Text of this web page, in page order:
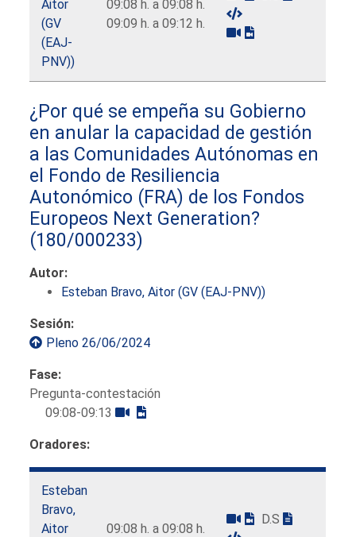
Aitor
(GV
(EAJ-
PNV))
09:08 h. a 09:08 h.
09:09 h. a 09:12 h.
¿Por qué se empeña su Gobierno
en anular la capacidad de gestión
a las Comunidades Autónomas en
el Fondo de Resiliencia
Autonómico (FRA) de los Fondos
Europeos Next Generation?
(180/000233)
Autor:
Esteban Bravo, Aitor (GV (EAJ-PNV))
Sesión:
Pleno 26/06/2024
Fase:
Pregunta-contestación
09:08-09:13
Oradores:
Esteban
Bravo,
Aitor
09:08 h. a 09:08 h.
D.S